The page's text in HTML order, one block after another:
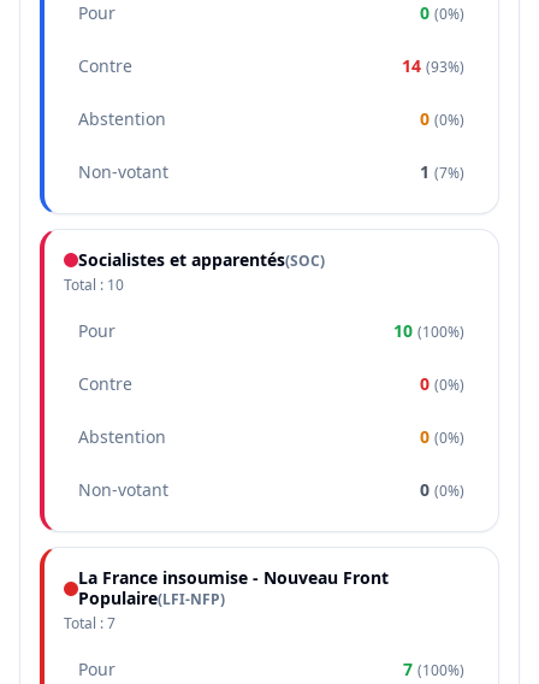
Pour 0 (0%)
Contre 14 (93%)
Abstention 0 (0%)
Non-votant 1 (7%)
Socialistes et apparentés(SOC)
Total : 10
Pour 10 (100%)
Contre 0 (0%)
Abstention 0 (0%)
Non-votant 0 (0%)
La France insoumise - Nouveau Front
Populaire(LFI-NFP)
Total :7
Pour 7 (100%)